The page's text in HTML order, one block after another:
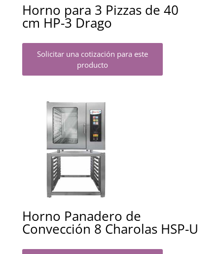
Horno para 3 Pizzas de 40
cm HP-3 Drago
Solicitar una cotización para este
producto
Horno Panadero de
Convección 8 Charolas HSP-U